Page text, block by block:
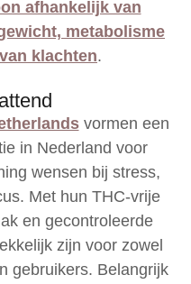
afhankelijk van
metabolisme
klachten.
vormen een
in Nederland voor
wensen bij stress,
Met hun THC‑vrije
en gecontroleerde
zijn voor zowel
gebruikers. Belangrijk